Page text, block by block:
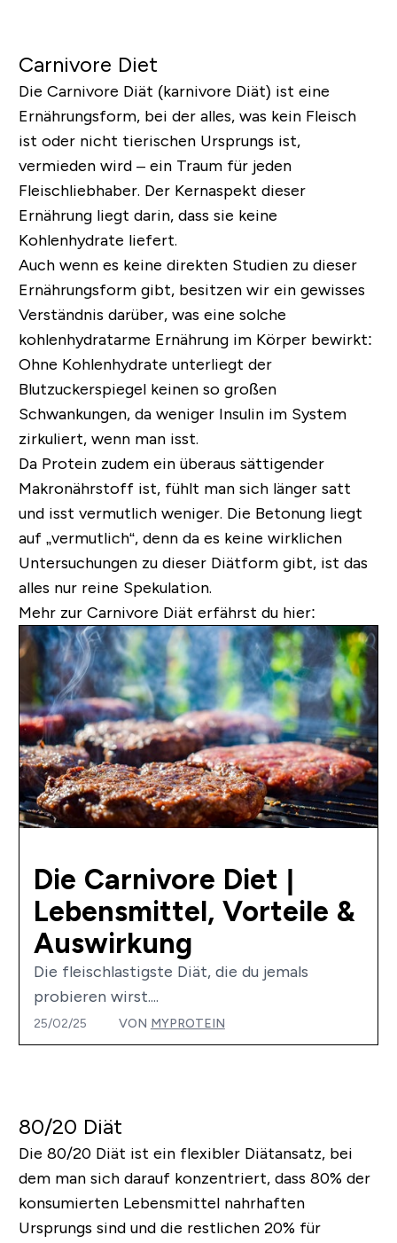
Carnivore Diet
Die Carnivore Diät (karnivore Diät) ist eine
Ernährungsform, bei der alles, was kein Fleisch
ist oder nicht tierischen Ursprungs ist,
vermieden wird – ein Traum für jeden
Fleischliebhaber. Der Kernaspekt dieser
Ernährung liegt darin, dass sie keine
Kohlenhydrate liefert.
Auch wenn es keine direkten Studien zu dieser
Ernährungsform gibt, besitzen wir ein gewisses
Verständnis darüber, was eine solche
kohlenhydratarme Ernährung im Körper bewirkt:
Ohne Kohlenhydrate unterliegt der
Blutzuckerspiegel keinen so großen
Schwankungen, da weniger Insulin im System
zirkuliert, wenn man isst.
Da Protein zudem ein überaus sättigender
Makronährstoff ist, fühlt man sich länger satt
und isst vermutlich weniger. Die Betonung liegt
auf „vermutlich“, denn da es keine wirklichen
Untersuchungen zu dieser Diätform gibt, ist das
alles nur reine Spekulation.
Mehr zur Carnivore Diät erfährst du hier:
Die Carnivore Diet |
Lebensmittel, Vorteile &
Auswirkung
Die fleischlastigste Diät, die du jemals
probieren wirst....
25/02/25 VON MYPROTEIN
80/20 Diät
Die 80/20 Diät ist ein flexibler Diätansatz, bei
dem man sich darauf konzentriert, dass 80% der
konsumierten Lebensmittel nahrhaften
Ursprungs sind und die restlichen 20% für